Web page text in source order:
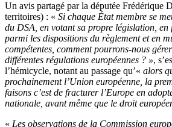
Un avis partagé par la députée Frédérique
territoires) : « Si chaque État membre se
du DSA, en votant sa propre législation, en
parmi les dispositions du règlement et en
compétentes, comment pourrons-nous
différentes régulations européennes ? »,
l’hémicycle, notant au passage qu’« alors
prochainement l’Union européenne, la
faisons c’est de fracturer l’Europe en
nationale, avant même que le droit
« Les observations de la Commission